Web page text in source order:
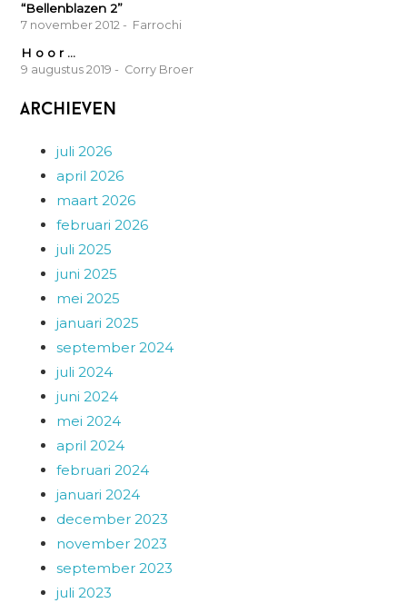
“Bellenblazen 2”
7 november 2012 - Farrochi
H o o r …
9 augustus 2019 - Corry Broer
Archieven
juli 2026
april 2026
maart 2026
februari 2026
juli 2025
juni 2025
mei 2025
januari 2025
september 2024
juli 2024
juni 2024
mei 2024
april 2024
februari 2024
januari 2024
december 2023
november 2023
september 2023
juli 2023